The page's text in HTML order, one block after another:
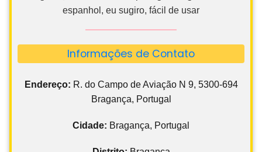
espanhol, eu sugiro, fácil de usar
Informações de Contato
Endereço: R. do Campo de Aviação N 9, 5300-694
Bragança, Portugal
Cidade: Bragança, Portugal